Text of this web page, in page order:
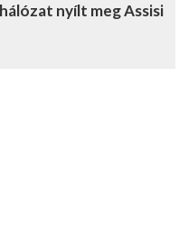
nyílt meg Assisi